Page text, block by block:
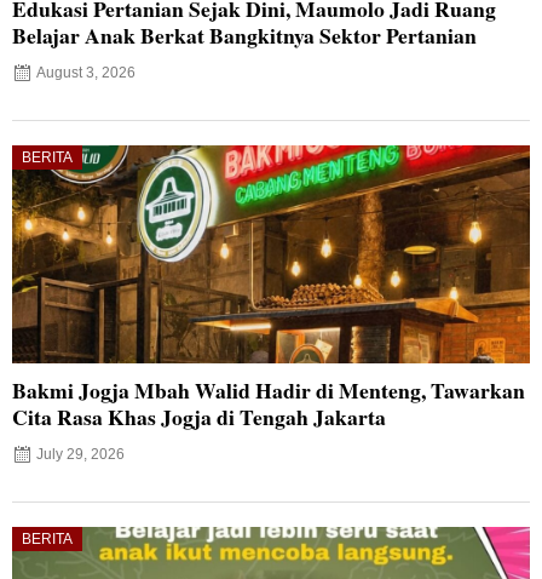
Edukasi Pertanian Sejak Dini, Maumolo Jadi Ruang
Belajar Anak Berkat Bangkitnya Sektor Pertanian
August 3, 2026
BERITA
Bakmi Jogja Mbah Walid Hadir di Menteng, Tawarkan
Cita Rasa Khas Jogja di Tengah Jakarta
July 29, 2026
BERITA